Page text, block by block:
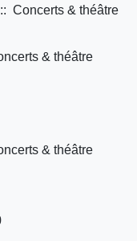
:: Concerts & théâtre
& théâtre
& théâtre